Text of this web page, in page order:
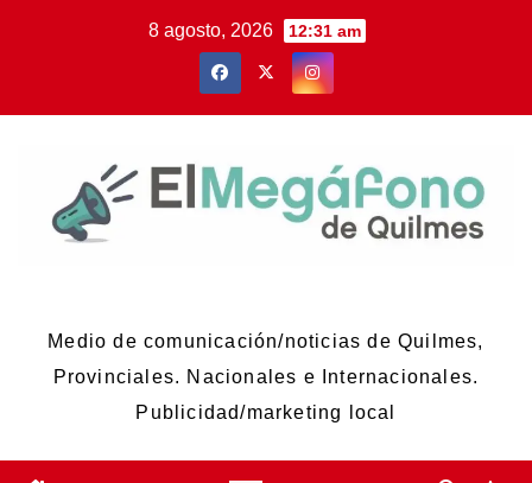
8 agosto, 2026 12:31 am
Medio de comunicación/noticias de Quilmes,
Provinciales. Nacionales e Internacionales.
Publicidad/marketing local